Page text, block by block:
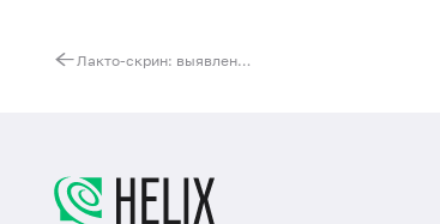
Лакто-скрин: выявление и количественное определение